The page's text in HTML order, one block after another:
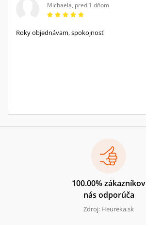
Michaela, pred 1 dňom
Roky objednávam, spokojnosť
100.00% zákazníkov
nás odporúča
Zdroj: Heureka.sk